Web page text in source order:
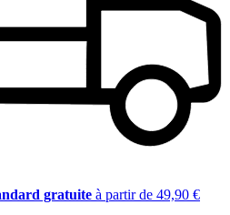
gratuite à partir de 49,90 €